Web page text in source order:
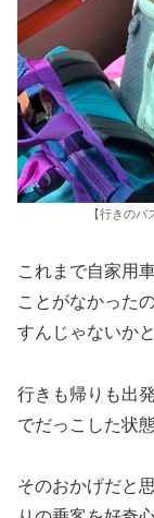
【行きの
これまで自家用
ことがなかった
すんじゃないか
行きも帰りも出
でだっこした状
そのおかげだと